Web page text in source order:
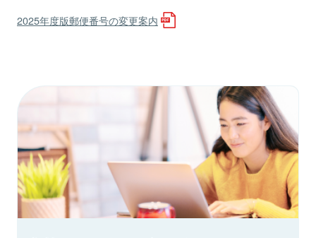
2025年度版郵便番号の変更案内